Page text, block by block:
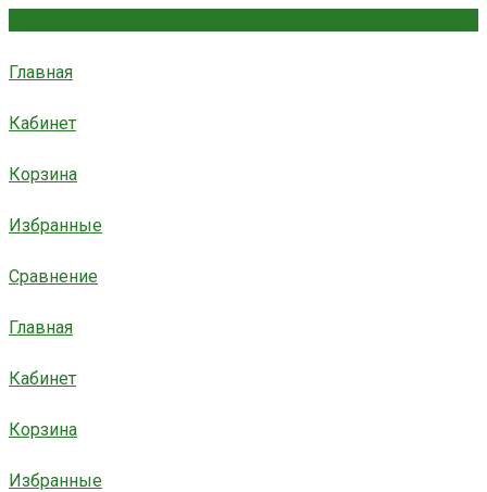
Главная
Кабинет
Корзина
Избранные
Сравнение
Главная
Кабинет
Корзина
Избранные